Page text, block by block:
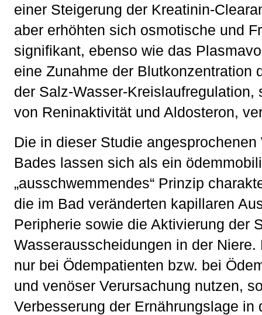
einer Steigerung der Kreatinin-
aber erhöhten sich osmotische und
signifikant, ebenso wie das
eine Zunahme der Blutkonzentration
der Salz-Wasser-Kreislaufregulation,
von Reninaktivität und Aldosteron,
Die in dieser Studie
Bades lassen sich als ein
„ausschwemmendes“ Prinzip
die im Bad veränderten kapillaren
Peripherie sowie die Aktivierung der
Wasserausscheidungen in der
nur bei Ödempatienten bzw. bei
und venöser Verursachung nutzen,
Verbesserung der Ernährungslage in